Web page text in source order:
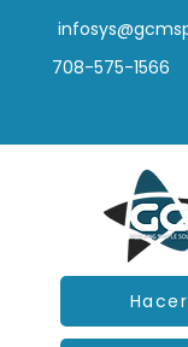
708-575-1566